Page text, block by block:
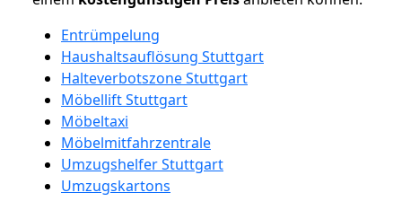
Entrümpelung
Haushaltsauflösung Stuttgart
Halteverbotszone Stuttgart
Möbellift Stuttgart
Möbeltaxi
Möbelmitfahrzentrale
Umzugshelfer Stuttgart
Umzugskartons